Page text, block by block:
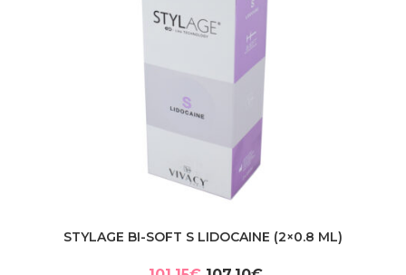
STYLAGE BI-SOFT S LIDOCAINE (2×0.8 ML)